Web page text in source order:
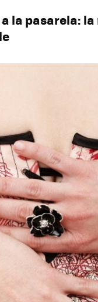
la pasarela: